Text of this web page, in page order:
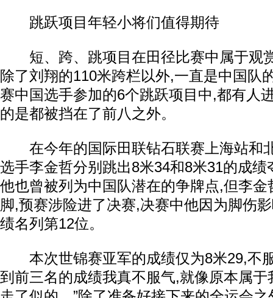
跳跃项目年轻小将们值得期待
短、跨、跳项目在田径比赛中属于观
除了刘翔的110米跨栏以外,一直是中国队
赛中国选手参加的6个跳跃项目中,都有人
的是都被挡在了前八之外。
在今年的国际田联钻石联赛上海站和
选手李金哲分别跳出8米34和8米31的成
他也曾被列为中国队潜在的争牌点,但李金
脚,预赛涉险进了决赛,决赛中他因为脚伤
绩名列第12位。
本次世锦赛亚军的成绩仅为8米29,不
到前三名的成绩我真不服气,就像原本属于